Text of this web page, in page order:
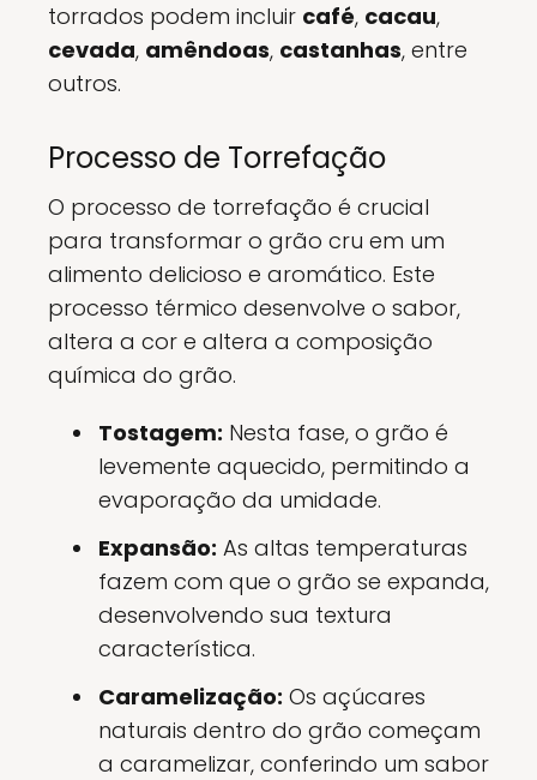
torrados podem incluir café, cacau,
cevada, amêndoas, castanhas, entre
outros.
Processo de Torrefação
O processo de torrefação é crucial
para transformar o grão cru em um
alimento delicioso e aromático. Este
processo térmico desenvolve o sabor,
altera a cor e altera a composição
química do grão.
Tostagem: Nesta fase, o grão é
levemente aquecido, permitindo a
evaporação da umidade.
Expansão: As altas temperaturas
fazem com que o grão se expanda,
desenvolvendo sua textura
característica.
Caramelização: Os açúcares
naturais dentro do grão começam
a caramelizar, conferindo um sabor